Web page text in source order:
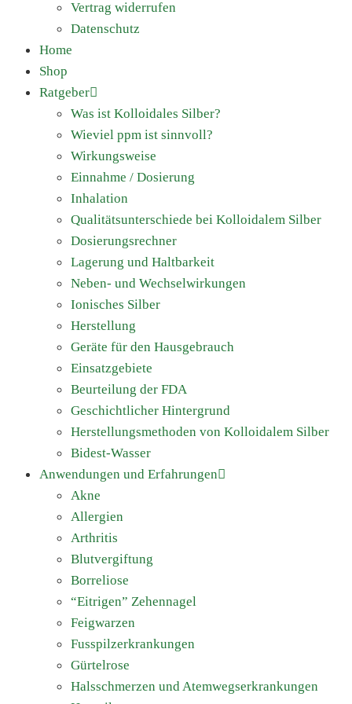
Vertrag widerrufen
Datenschutz
Home
Shop
Ratgeber
Was ist Kolloidales Silber?
Wieviel ppm ist sinnvoll?
Wirkungsweise
Einnahme / Dosierung
Inhalation
Qualitätsunterschiede bei Kolloidalem Silber
Dosierungsrechner
Lagerung und Haltbarkeit
Neben- und Wechselwirkungen
Ionisches Silber
Herstellung
Geräte für den Hausgebrauch
Einsatzgebiete
Beurteilung der FDA
Geschichtlicher Hintergrund
Herstellungsmethoden von Kolloidalem Silber
Bidest-Wasser
Anwendungen und Erfahrungen
Akne
Allergien
Arthritis
Blutvergiftung
Borreliose
“Eitrigen” Zehennagel
Feigwarzen
Fusspilzerkrankungen
Gürtelrose
Halsschmerzen und Atemwegserkrankungen